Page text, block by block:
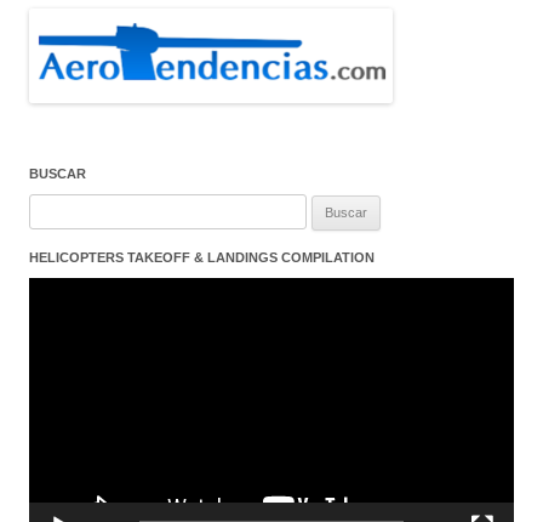
BUSCAR
HELICOPTERS TAKEOFF & LANDINGS COMPILATION